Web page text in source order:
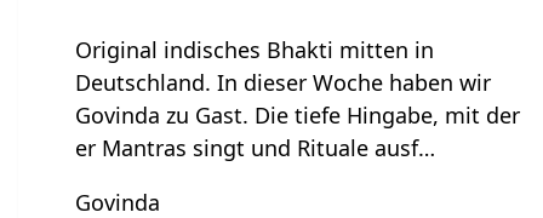
Original indisches Bhakti mitten in
Deutschland. In dieser Woche haben wir
Govinda zu Gast. Die tiefe Hingabe, mit der
er Mantras singt und Rituale ausf…
Govinda